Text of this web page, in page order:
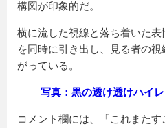
構図が印象的だ。
横に流した視線と落ち着いた
を同時に引き出し、見る者の
がっている。
写真：黒の透け透けハイ
コメント欄には、「これまた